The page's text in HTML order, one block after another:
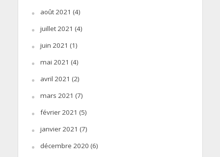
août 2021 (4)
juillet 2021 (4)
juin 2021 (1)
mai 2021 (4)
avril 2021 (2)
mars 2021 (7)
février 2021 (5)
janvier 2021 (7)
décembre 2020 (6)